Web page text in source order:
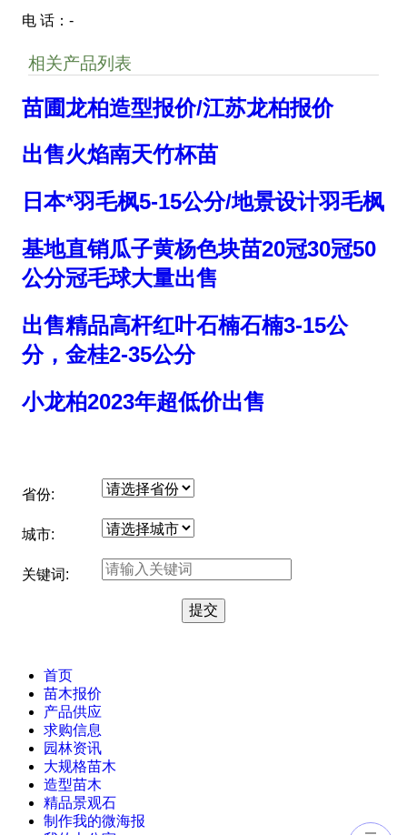
电 话：-
相关产品列表
苗圃龙柏造型报价/江苏龙柏报价
出售火焰南天竹杯苗
日本*羽毛枫5-15公分/地景设计羽毛枫
基地直销瓜子黄杨色块苗20冠30冠50
公分冠毛球大量出售
出售精品高杆红叶石楠石楠3-15公
分，金桂2-35公分
小龙柏2023年超低价出售
省份:
城市:
关键词:
首页
苗木报价
产品供应
求购信息
园林资讯
大规格苗木
造型苗木
精品景观石
制作我的微海报